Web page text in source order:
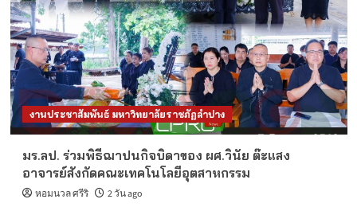
งานประชาสัมพันธ์ มหาวิทยาลัยราชภัฏลำปาง
มร.ลป. ร่วมพิธีฌาปนกิจบิดาของ ผศ.วินัย ต๊ะแสง
อาจารย์สังกัดคณะเทคโนโลยีอุตสาหกรรม
หอมนวล ศรีริ 2 วัน ago